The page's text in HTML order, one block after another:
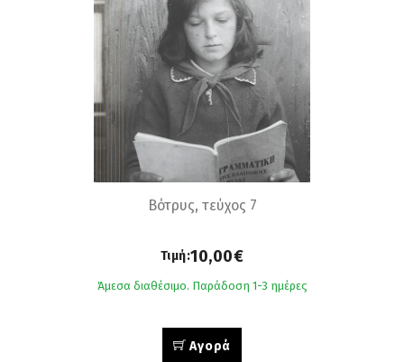
Βότρυς, τεύχος 7
Τιμή:10,00€
Άμεσα διαθέσιμο. Παράδοση 1-3 ημέρες
Αγορά